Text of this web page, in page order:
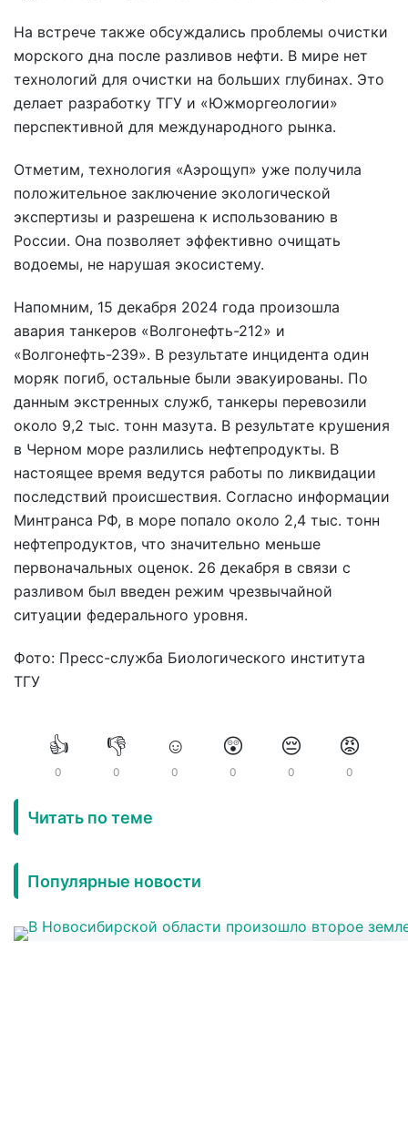
На встрече также обсуждались проблемы очистки
морского дна после разливов нефти. В мире нет
технологий для очистки на больших глубинах. Это
делает разработку ТГУ и «Южморгеологии»
перспективной для международного рынка.
Отметим, технология «Аэрощуп» уже получила
положительное заключение экологической
экспертизы и разрешена к использованию в
России. Она позволяет эффективно очищать
водоемы, не нарушая экосистему.
Напомним, 15 декабря 2024 года произошла
авария танкеров «Волгонефть-212» и
«Волгонефть-239». В результате инцидента один
моряк погиб, остальные были эвакуированы. По
данным экстренных служб, танкеры перевозили
около 9,2 тыс. тонн мазута. В результате крушения
в Черном море разлились нефтепродукты. В
настоящее время ведутся работы по ликвидации
последствий происшествия. Согласно информации
Минтранса РФ, в море попало около 2,4 тыс. тонн
нефтепродуктов, что значительно меньше
первоначальных оценок. 26 декабря в связи с
разливом был введен режим чрезвычайной
ситуации федерального уровня.
Фото: Пресс-служба Биологического института
ТГУ
👍
0
👎
0
☺️
0
😲
0
😔
0
😡
0
Читать по теме
Популярные новости